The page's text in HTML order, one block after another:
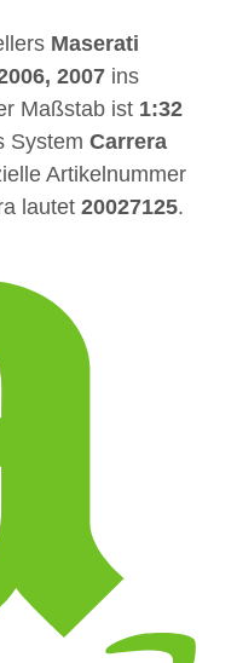
Maserati
2007 ins
Maßstab ist 1:32
System Carrera
Artikelnummer
lautet 20027125.